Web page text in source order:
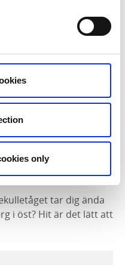
only
Trolmen kan ni kliva på
äventyr eller hem.
tar dig ända
i öst? Hit är det lätt att